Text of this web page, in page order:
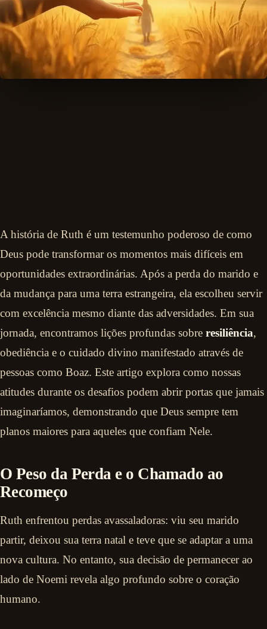
A história de Ruth é um testemunho poderoso de como
Deus pode transformar os momentos mais difíceis em
oportunidades extraordinárias. Após a perda do marido e
da mudança para uma terra estrangeira, ela escolheu servir
com excelência mesmo diante das adversidades. Em sua
jornada, encontramos lições profundas sobre resiliência,
obediência e o cuidado divino manifestado através de
pessoas como Boaz. Este artigo explora como nossas
atitudes durante os desafios podem abrir portas que jamais
imaginaríamos, demonstrando que Deus sempre tem
planos maiores para aqueles que confiam Nele.
O Peso da Perda e o Chamado ao
Recomeço
Ruth enfrentou perdas avassaladoras: viu seu marido
partir, deixou sua terra natal e teve que se adaptar a uma
nova cultura. No entanto, sua decisão de permanecer ao
lado de Noemi revela algo profundo sobre o coração
humano.